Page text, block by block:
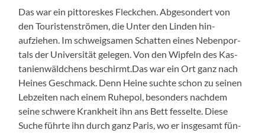
Das war ein pit­toreskes Fleckchen. Abgeson­dert von
den Touris­ten­strö­men, die Unter den Lin­den hin­
aufziehen. Im schweigsamen Schat­ten eines Neben­por­
tals der Uni­ver­sität gele­gen. Von den Wipfeln des Kas­
tanien­wäld­chens beschirmt.Das war ein Ort ganz nach
Heines Geschmack. Denn Heine suchte schon zu seinen
Lebzeit­en nach einem Ruhe­p­ol, beson­ders nach­dem
seine schwere Krankheit ihn ans Bett fes­selte. Diese
Suche führte ihn durch ganz Paris, wo er ins­ge­samt fün­